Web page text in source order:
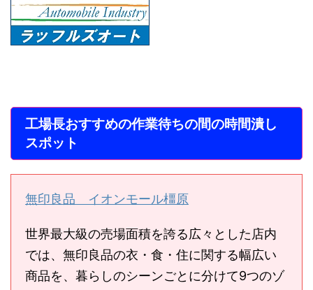
工場長おすすめの作業待ちの間の時間潰し
スポット
無印良品 イオンモール橿原
世界最大級の売場面積を誇る広々とした店内
では、無印良品の衣・食・住に関する幅広い
商品を、暮らしのシーンごとに分けて9つのゾ